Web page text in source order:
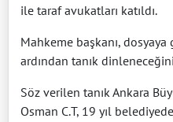
ile taraf avukatları katıldı.
Mahkeme başkanı, dosyaya
ardından tanık
Söz verilen tanık Ankara
Osman C.T, 19 yıl